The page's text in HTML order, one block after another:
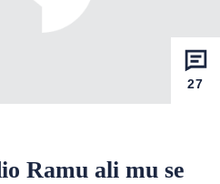
27
Ramu ali mu se